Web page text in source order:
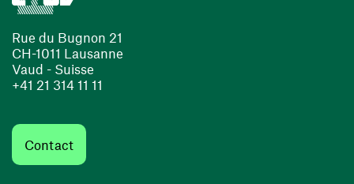
Rue du Bugnon 21
CH-1011 Lausanne
Vaud - Suisse
+41 21 314 11 11
Contact